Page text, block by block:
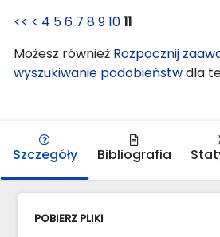
<< < 4 56 7 891011
Możesz również Rozpocznij
wyszukiwanie podobieństwdla
Szczegóły Bibliografia
POBIERZ PLIKI